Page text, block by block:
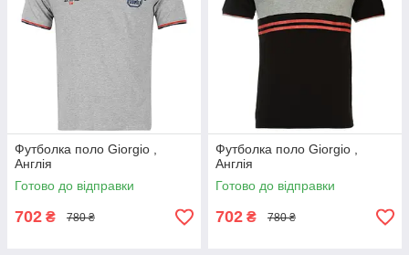
Футболка поло Giorgio ,
Англія
Готово до відправки
702 ₴ 780 ₴
Футболка поло Giorgio ,
Англія
Готово до відправки
702 ₴ 780 ₴